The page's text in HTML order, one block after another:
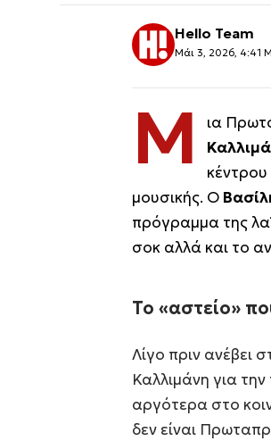
Hello Team
Μάι 3, 2026, 4:41
Μ ια
κέντρου
μουσικής. Ο
πρόγραμμα της
σοκ αλλά και το
Το «αστείο»
Λίγο πριν ανέβει
Καλλιμάνη για
αργότερα στο
δεν είναι